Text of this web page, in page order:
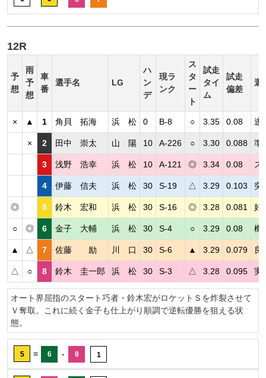
12R
予
想
雨
予
想
車
番
選手名 LG
ハ
ン
デ
現ラ
ンク
ス
タ
ー
ト
試走
タイ
ム
試走
偏差
選
× ▲ 1 角貝 拓海 浜 松 0 B-8 ○ 3.35 0.08 逃
× 2 田中 崇太 山 陽 10 A-226 ○ 3.30 0.088 準
3 浅野 浩幸 浜 松 10 A-121 ◎ 3.34 0.08 ス
4 伊藤 信夫 浜 松 30 S-19 △ 3.29 0.103 突
◎ 5 鈴木 宏和 浜 松 30 S-16 ◎ 3.28 0.081 好
○ ◎ 6 金子 大輔 浜 松 30 S-4 ○ 3.29 0.08 機
▲ △ 7 佐藤 励 川 口 30 S-6 ▲ 3.29 0.079 良
△ ○ 8 鈴木 圭一郎 浜 松 30 S-3 △ 3.28 0.095 実
オート界屈指のスタート巧者・鈴木宏がロケットＳを炸裂させて
Ｖ奪取。これに続く金子も仕上がり順調で逆転優勝を狙える状
態。
5 = 6 - 8 1